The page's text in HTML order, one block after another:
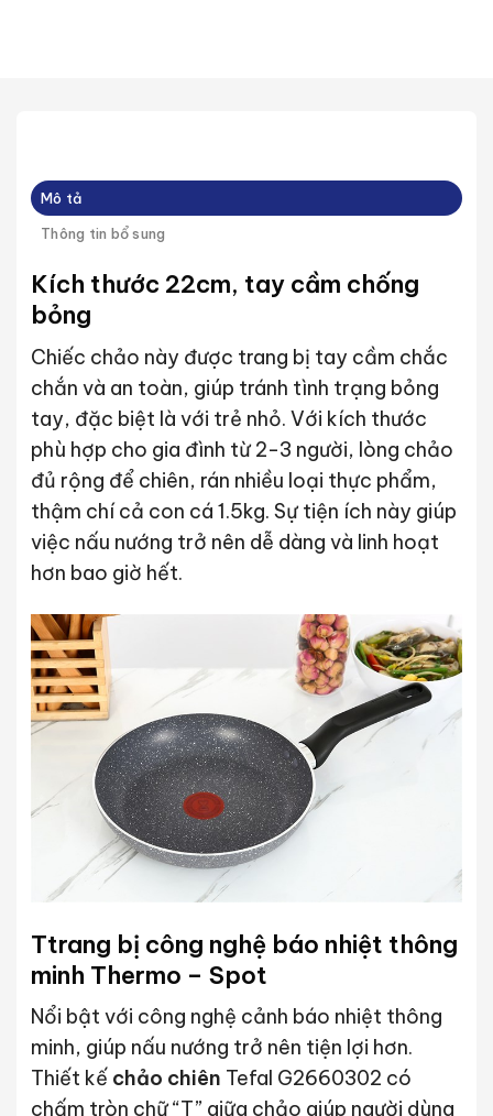
Mô tả
Thông tin bổ sung
Kích thước 22cm, tay cầm chống
bỏng
Chiếc chảo này được trang bị tay cầm chắc
chắn và an toàn, giúp tránh tình trạng bỏng
tay, đặc biệt là với trẻ nhỏ. Với kích thước
phù hợp cho gia đình từ 2-3 người, lòng chảo
đủ rộng để chiên, rán nhiều loại thực phẩm,
thậm chí cả con cá 1.5kg. Sự tiện ích này giúp
việc nấu nướng trở nên dễ dàng và linh hoạt
hơn bao giờ hết.
Ttrang bị công nghệ báo nhiệt thông
minh Thermo – Spot
Nổi bật với công nghệ cảnh báo nhiệt thông
minh, giúp nấu nướng trở nên tiện lợi hơn.
Thiết kế chảo chiên Tefal G2660302 có
chấm tròn chữ “T” giữa chảo giúp người dùng